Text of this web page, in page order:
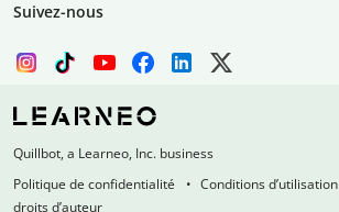
Suivez-nous
Quillbot, a Learneo, Inc. business
Politique de confidentialité
Conditions d’utilisation
droits d’auteur